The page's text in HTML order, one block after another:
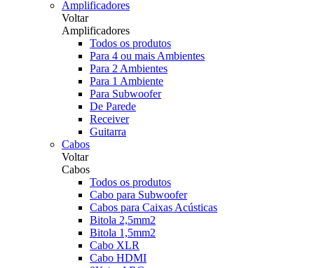
Amplificadores
Voltar
Amplificadores
Todos os produtos
Para 4 ou mais Ambientes
Para 2 Ambientes
Para 1 Ambiente
Para Subwoofer
De Parede
Receiver
Guitarra
Cabos
Voltar
Cabos
Todos os produtos
Cabo para Subwoofer
Cabos para Caixas Acústicas
Bitola 2,5mm2
Bitola 1,5mm2
Cabo XLR
Cabo HDMI